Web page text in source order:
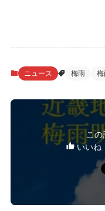
ニュース 梅雨
こ
いいね